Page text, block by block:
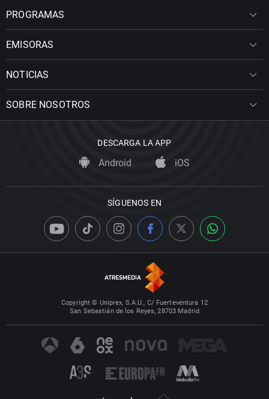
PROGRAMAS
EMISORAS
NOTICIAS
SOBRE NOSOTROS
DESCARGA LA APP
Android iOS
SÍGUENOS EN
Copyright © Uniprex, S.A.U., C/ Fuerteventura 12
San Sebastián de los Reyes, 28703 Madrid